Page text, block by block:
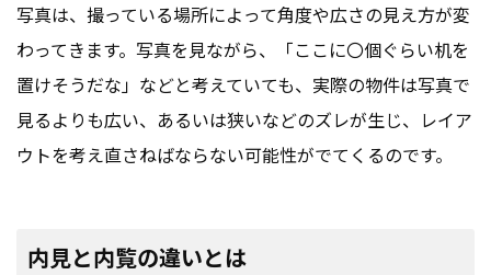
写真は、撮っている場所によって角度や広さの見え方が変
わってきます。写真を見ながら、「ここに〇個ぐらい机を
置けそうだな」などと考えていても、実際の物件は写真で
見るよりも広い、あるいは狭いなどのズレが生じ、レイア
ウトを考え直さねばならない可能性がでてくるのです。
内見と内覧の違いとは